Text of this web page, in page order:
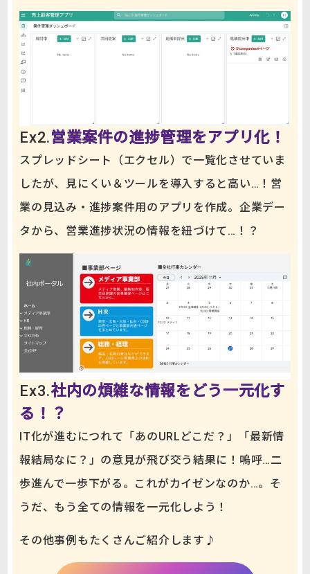
Ex2.営業案件の進捗管理をアプリ化！
スプレッドシート（エクセル）で一覧化させていま
したが、見にくい＆ツールを導入すると高い…！営
業の見込み・進捗案件用のアプリを作成。企業デー
タから、営業進捗状況の情報を紐づけて…！？
Ex3.社内の煩雑な情報をどう一元化す
る！？
IT化が進むにつれて「あのURLどこだ？」「最新情
報結局なに？」の意見が飛び交う結果に！嗚呼…二
歩進んで一歩下がる。これがカイゼンなのか…。そ
うだ、もう全ての情報を一元化しよう！
その他事例もたくさんご紹介します♪